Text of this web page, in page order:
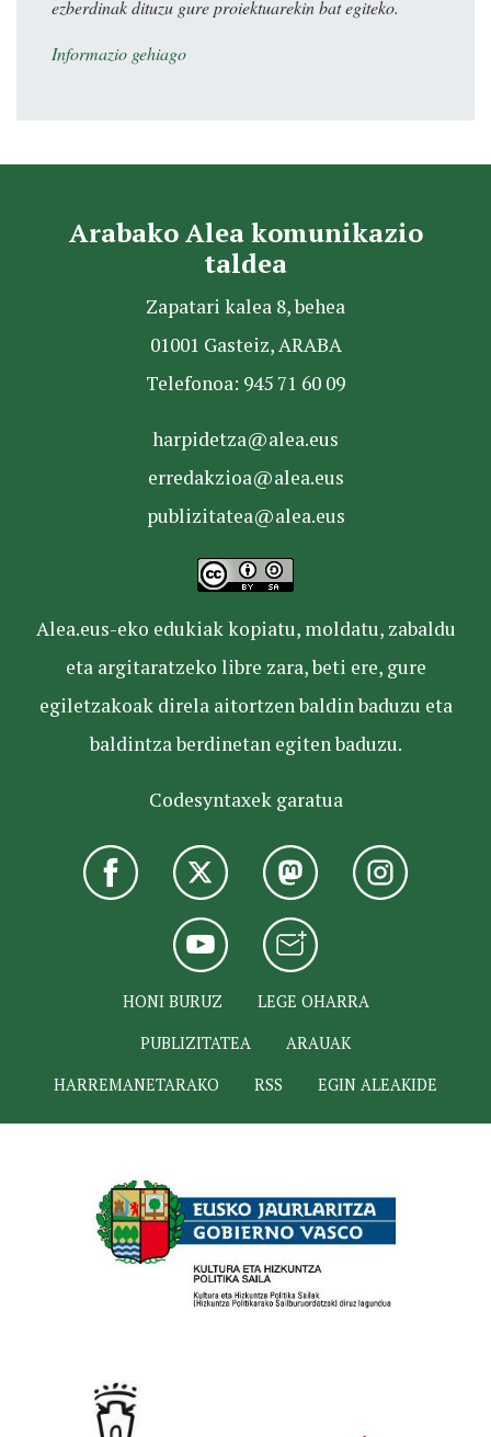
ezberdinak dituzu gure proiektuarekin bat egiteko.
Informazio gehiago
Arabako Alea komunikazio
taldea
Zapatari kalea 8, behea
01001 Gasteiz, ARABA
Telefonoa: 945 71 60 09
harpidetza@alea.eus
erredakzioa@alea.eus
publizitatea@alea.eus
Alea.eus-eko edukiak kopiatu, moldatu, zabaldu
eta argitaratzeko libre zara, beti ere, gure
egiletzakoak direla aitortzen baldin baduzu eta
baldintza berdinetan egiten baduzu.
Codesyntaxek garatua
HONI BURUZ
LEGE OHARRA
PUBLIZITATEA
ARAUAK
HARREMANETARAKO
RSS EGIN ALEAKIDE